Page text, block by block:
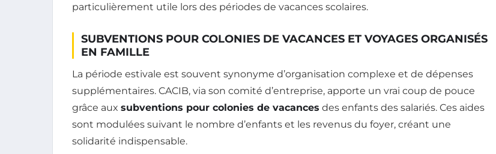
particulièrement utile lors des périodes de vacances scolaires.
SUBVENTIONS POUR COLONIES DE VACANCES ET VOYAGES ORGANISÉS
EN FAMILLE
La période estivale est souvent synonyme d’organisation complexe et de dépenses
supplémentaires. CACIB, via son comité d’entreprise, apporte un vrai coup de pouce
grâce aux subventions pour colonies de vacances des enfants des salariés. Ces aides
sont modulées suivant le nombre d’enfants et les revenus du foyer, créant une
solidarité indispensable.